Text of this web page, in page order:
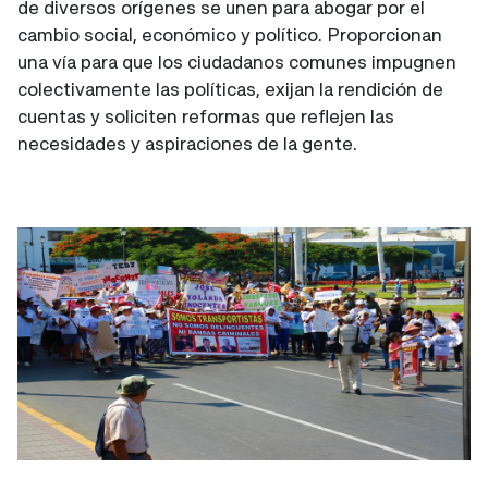
de diversos orígenes se unen para abogar por el
cambio social, económico y político. Proporcionan
una vía para que los ciudadanos comunes impugnen
colectivamente las políticas, exijan la rendición de
cuentas y soliciten reformas que reflejen las
necesidades y aspiraciones de la gente.